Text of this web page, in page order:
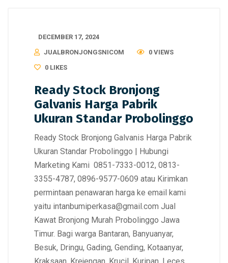
DECEMBER 17, 2024
JUALBRONJONGSNICOM
0 VIEWS
0 LIKES
Ready Stock Bronjong
Galvanis Harga Pabrik
Ukuran Standar Probolinggo
Ready Stock Bronjong Galvanis Harga Pabrik
Ukuran Standar Probolinggo | Hubungi
Marketing Kami 0851-7333-0012, 0813-
3355-4787, 0896-9577-0609 atau Kirimkan
permintaan penawaran harga ke email kami
yaitu intanbumiperkasa@gmail.com Jual
Kawat Bronjong Murah Probolinggo Jawa
Timur. Bagi warga Bantaran, Banyuanyar,
Besuk, Dringu, Gading, Gending, Kotaanyar,
Kraksaan, Krejengan, Krucil, Kuripan, Leces,